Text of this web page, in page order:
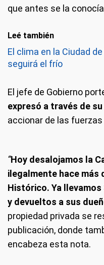
que antes se la
Leé también
El clima en la Ciudad
seguirá el frío
El jefe de Gobierno
expresó a través de
accionar de las fuerzas
“Hoy desalojamos la
ilegalmente hace más
Histórico. Ya
y devueltos a sus
propiedad privada se
publicación, donde
encabeza esta nota.